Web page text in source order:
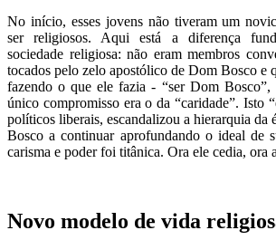
No início, esses jovens não tiveram um
ser religiosos. Aqui está a diferença
sociedade religiosa: não eram membros
tocados pelo zelo apostólico de Dom Bosco e
fazendo o que ele fazia - “ser Dom
único compromisso era o da “caridade”. Isto
políticos liberais, escandalizou a hierarquia da
Bosco a continuar aprofundando o ideal de
carisma e poder foi titânica. Ora ele cedia, ora
Novo modelo de vida